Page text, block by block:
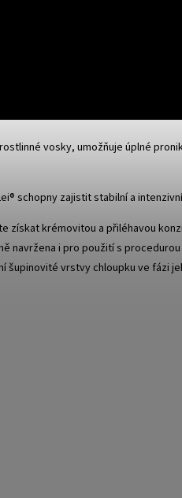
vosky, umožňuje úplné
schopny zajistit stabilní a
získat krémovitou a přiléhavou
navržena i pro použití s
šupinovité vrstvy chloupku ve fázi